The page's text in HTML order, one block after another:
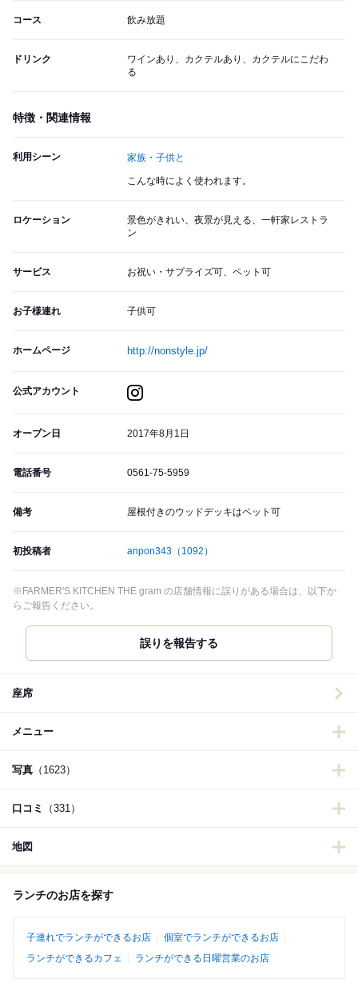
コース 飲み放題
ドリンク
ワインあり、カクテルあり、カクテルにこだわ
る
特徴・関連情報
利用シーン 家族・子供と
こんな時によく使われます。
ロケーション
景色がきれい、夜景が見える、一軒家レストラ
ン
サービス お祝い・サプライズ可、ペット可
お子様連れ 子供可
ホームページ http://nonstyle.jp/
公式アカウント
オープン日 2017年8月1日
電話番号 0561-75-5959
備考 屋根付きのウッドデッキはペット可
初投稿者 anpon343 （1092）
※FARMER'S KITCHEN THE gram の店舗情報に誤りがある場合は、以下か
らご報告ください。
誤りを報告する
座席
メニュー
写真 （1623）
口コミ （331）
地図
ランチのお店を探す
子連れでランチができるお店
個室でランチができるお店
ランチができるカフェ
ランチができる日曜営業のお店